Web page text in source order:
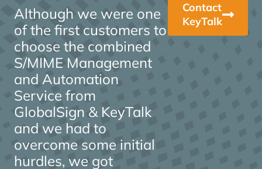
Although we were one
of the first customers to
choose the combined
S/MIME Management
and Automation
Service from
GlobalSign & KeyTalk
and we had to
overcome some initial
hurdles, we got
Contact
KeyTalk